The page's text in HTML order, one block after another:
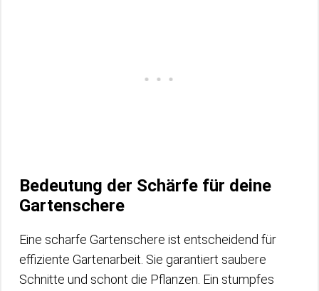
Bedeutung der Schärfe für deine
Gartenschere
Eine scharfe Gartenschere ist entscheidend für
effiziente Gartenarbeit. Sie garantiert saubere
Schnitte und schont die Pflanzen. Ein stumpfes